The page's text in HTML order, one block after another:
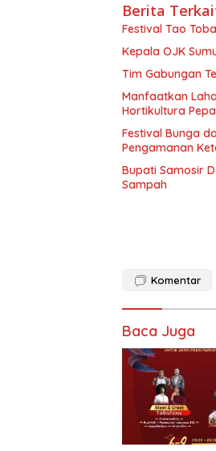
Berita
Festival Tao
Kepala OJK
Tim Gabungan
Manfaatkan
Hortikultura
Festival Bunga
Pengamanan
Bupati Samosir
Sampah
Komentar
Baca Juga